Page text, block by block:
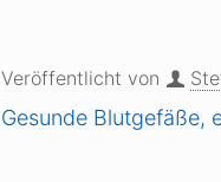
Veröffentlicht von
Gesunde Blutgefäße,